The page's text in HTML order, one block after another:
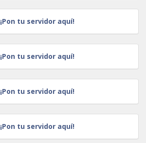
¡Pon tu servidor aquí!
¡Pon tu servidor aquí!
¡Pon tu servidor aquí!
¡Pon tu servidor aquí!